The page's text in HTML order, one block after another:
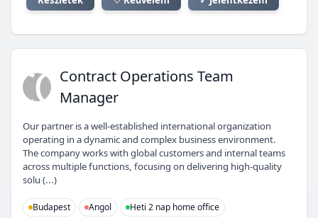
COContract Operations Team
Manager
Our partner is a well-established international organization
operating in a dynamic and complex business environment.
The company works with global customers and internal teams
across multiple functions, focusing on delivering high-quality
solu (...)
Budapest Angol
Heti 2 nap home office